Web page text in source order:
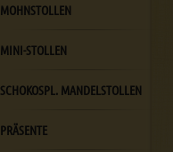
MOHNSTOLLEN
MINI-STOLLEN
SCHOKOSPL. MANDELSTOLLEN
PRÄSENTE